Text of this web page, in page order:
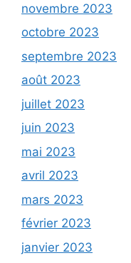
novembre 2023
octobre 2023
septembre 2023
août 2023
juillet 2023
juin 2023
mai 2023
avril 2023
mars 2023
février 2023
janvier 2023